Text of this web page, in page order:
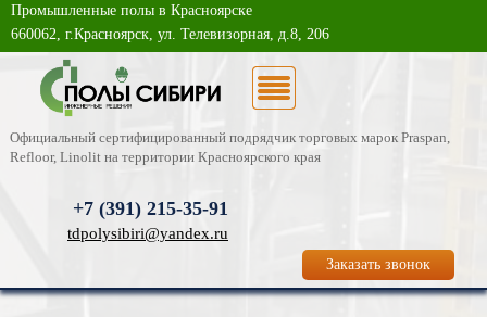
О компании
Каталог услуг
Промышленные полы в Красноярске
660062, г.Красноярск, ул. Телевизорная, д.8, 206
Официальный сертифицированный подрядчик торговых марок Praspan,
Refloor, Linolit на территории Красноярского края
Заказать звонок
+7 (391) 215-35-91
tdpolysibiri@yandex.ru